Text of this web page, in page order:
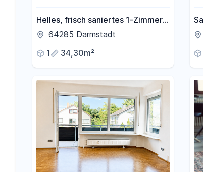
Helles, frisch saniertes 1-Zimmer-
Apartment mit Balkon in
64285 Darmstadt
1
34,30m²